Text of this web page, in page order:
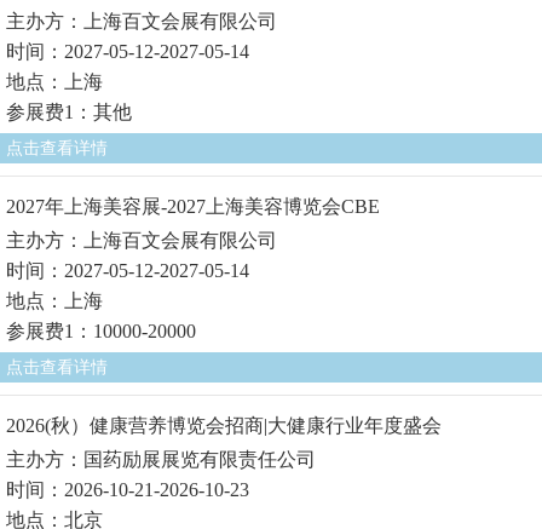
主办方：上海百文会展有限公司
时间：2027-05-12-2027-05-14
地点：上海
参展费1：其他
点击查看详情
2027年上海美容展-2027上海美容博览会CBE
主办方：上海百文会展有限公司
时间：2027-05-12-2027-05-14
地点：上海
参展费1：10000-20000
点击查看详情
2026(秋）健康营养博览会招商|大健康行业年度盛会
主办方：国药励展展览有限责任公司
时间：2026-10-21-2026-10-23
地点：北京